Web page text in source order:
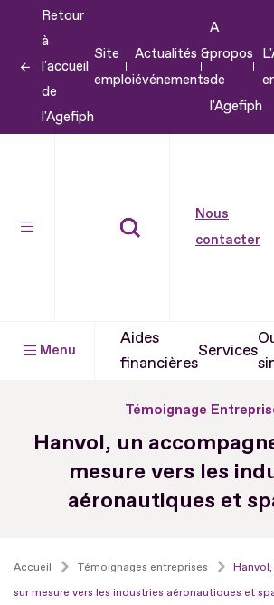
contenu
Retour
à
l'accueil
de
l'Agefiph
Site
emploi
Actualités &
événements
A
propos
de
l'Agefiph
Nous
contacter
Menu
Aides
financières
Services
Témoignage
Hanvol, un
mesure vers les
aéronautiques et
Accueil Témoignages entreprises
sur mesure vers les industries aéronautiques et